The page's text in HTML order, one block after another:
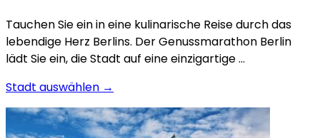
Tauchen Sie ein in eine kulinarische Reise durch das
lebendige Herz Berlins. Der Genussmarathon Berlin
lädt Sie ein, die Stadt auf eine einzigartige …
Stadt auswählen →